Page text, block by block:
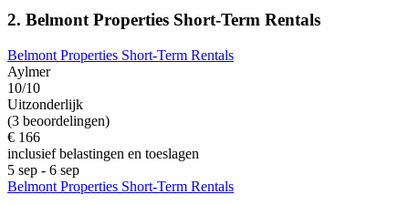
2. Belmont Properties Short-Term Rentals
Belmont Properties Short-Term Rentals
Aylmer
10/10
Uitzonderlijk
(3 beoordelingen)
€ 166
inclusief belastingen en toeslagen
5 sep - 6 sep
Belmont Properties Short-Term Rentals